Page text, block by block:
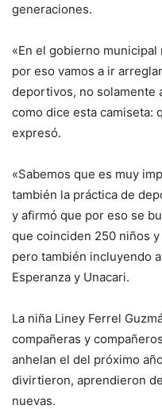
generaciones.
«En el gobierno
por eso vamos a ir
deportivos, no solamente
como dice esta camiseta:
expresó.
«Sabemos que es muy
también la práctica de
y afirmó que por eso se
que coinciden 250 niños
pero también incluyendo
Esperanza y Unacari.
La niña Liney Ferrel
compañeras y
anhelan el del próximo
divirtieron, aprendieron
nuevas.